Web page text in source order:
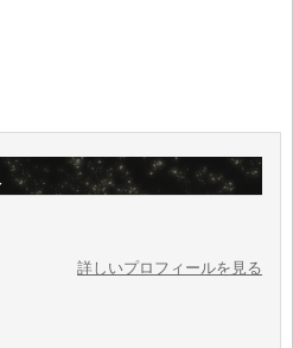
詳しいプロフィールを見る